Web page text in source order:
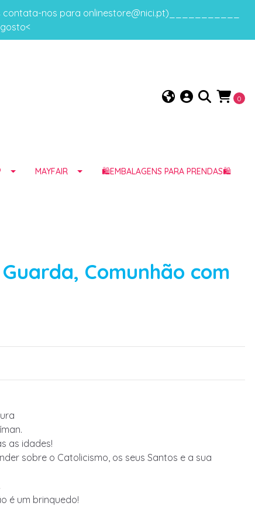
contata-nos para onlinestore@nici.pt)___________
0
MAYFAIR 🛍️EMBALAGENS PARA PRENDAS🛍️
Comunhão com
as idades!
sobre o Catolicismo, os seus Santos e a sua
é um brinquedo!